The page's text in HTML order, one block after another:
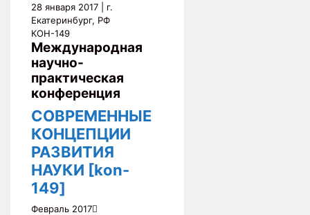
28 января 2017 | г.
Екатеринбург, РФ
КОН-149
Международная
научно-
практическая
конференция
СОВРЕМЕННЫЕ
КОНЦЕПЦИИ
РАЗВИТИЯ
НАУКИ [kon-
149]
Февраль 2017